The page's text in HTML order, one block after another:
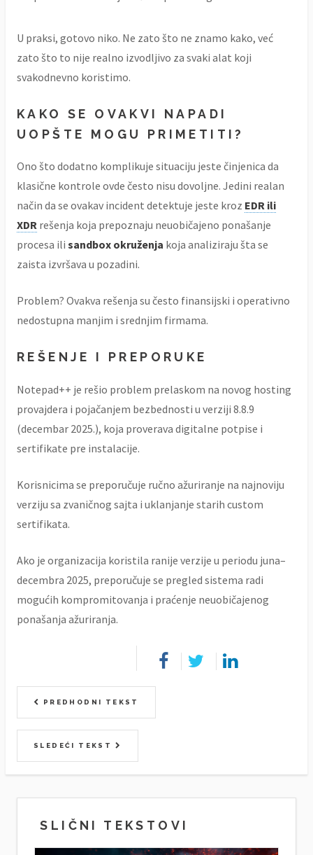
U praksi, gotovo niko. Ne zato što ne znamo kako, već
zato što to nije realno izvodljivo za svaki alat koji
svakodnevno koristimo.
KAKO SE OVAKVI NAPADI
UOPŠTE MOGU PRIMETITI?
Ono što dodatno komplikuje situaciju jeste činjenica da
klasične kontrole ovde često nisu dovoljne. Jedini realan
način da se ovakav incident detektuje jeste kroz EDR ili
XDR rešenja koja prepoznaju neuobičajeno ponašanje
procesa ili sandbox okruženja koja analiziraju šta se
zaista izvršava u pozadini.
Problem? Ovakva rešenja su često finansijski i operativno
nedostupna manjim i srednjim firmama.
REŠENJE I PREPORUKE
Notepad++ je rešio problem prelaskom na novog hosting
provajdera i pojačanjem bezbednosti u verziji 8.8.9
(decembar 2025.), koja proverava digitalne potpise i
sertifikate pre instalacije.
Korisnicima se preporučuje ručno ažuriranje na najnoviju
verziju sa zvaničnog sajta i uklanjanje starih custom
sertifikata.
Ako je organizacija koristila ranije verzije u periodu juna–
decembra 2025, preporučuje se pregled sistema radi
mogućih kompromitovanja i praćenje neuobičajenog
ponašanja ažuriranja.
PREDHODNI TEKST
SLEDEĆI TEKST
SLIČNI TEKSTOVI